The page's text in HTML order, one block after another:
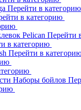
Перейти в категорию
в категорию
Pelican Перейти
в категорию
Перейти в
Наборы бойлов